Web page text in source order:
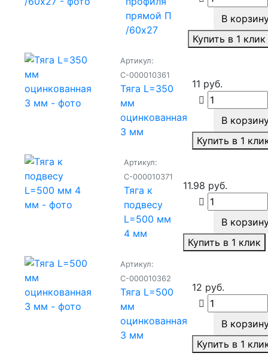
прямой П
/60х27
В
Купить в 1 клик
Артикул:
С-000010361
Тяга L=350
мм
оцинкованная
3 мм
11 руб.
В
Купить в 1
Артикул:
С-000010371
Тяга к
подвесу
L=500 мм
4 мм
11.98 руб.
В
Купить в 1 клик
Артикул:
С-000010362
Тяга L=500
мм
оцинкованная
3 мм
12 руб.
В
Купить в 1